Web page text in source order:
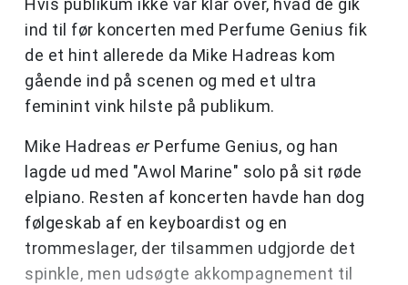
Hvis publikum ikke var klar over, hvad de gik
ind til før koncerten med Perfume Genius fik
de et hint allerede da Mike Hadreas kom
gående ind på scenen og med et ultra
feminint vink hilste på publikum.
Mike Hadreas erPerfume Genius, og han
lagde ud med "Awol Marine" solo på sit røde
elpiano. Resten af koncerten havde han dog
følgeskab af en keyboardist og en
trommeslager, der tilsammen udgjorde det
spinkle, men udsøgte akkompagnement til